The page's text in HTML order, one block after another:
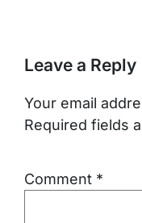
Leave a Reply
Your email
Required fields
Comment *